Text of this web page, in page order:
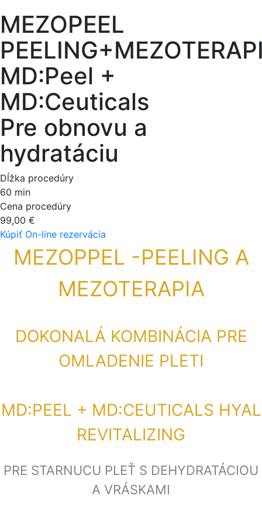
MEZOPEEL
MD:Peel +
MD:Ceuticals
Pre obnovu a
hydratáciu
Dĺžka procedúry
60 min
Cena procedúry
99,00 €
Kúpiť On-line rezervácia
MEZOPPEL -PEELING A
MEZOTERAPIA
DOKONALÁ KOMBINÁCIA PRE
OMLADENIE PLETI
MD:PEEL + MD:CEUTICALS HYAL
REVITALIZING
PRE STARNUCU PLEŤ S DEHYDRATÁCIOU
A VRÁSKAMI